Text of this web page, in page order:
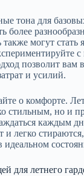
тона для
более
могут стать
позволит вам
и усилий.
о комфорте.
стильным, но и
каждым
и легко
идеальном
для летнего